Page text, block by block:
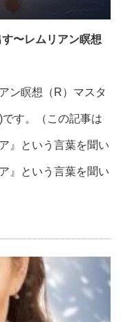
〜レムリアン瞑想
ン瞑想（R）マスタ
す。（この記事は
』という言葉を聞い
』という言葉を聞い